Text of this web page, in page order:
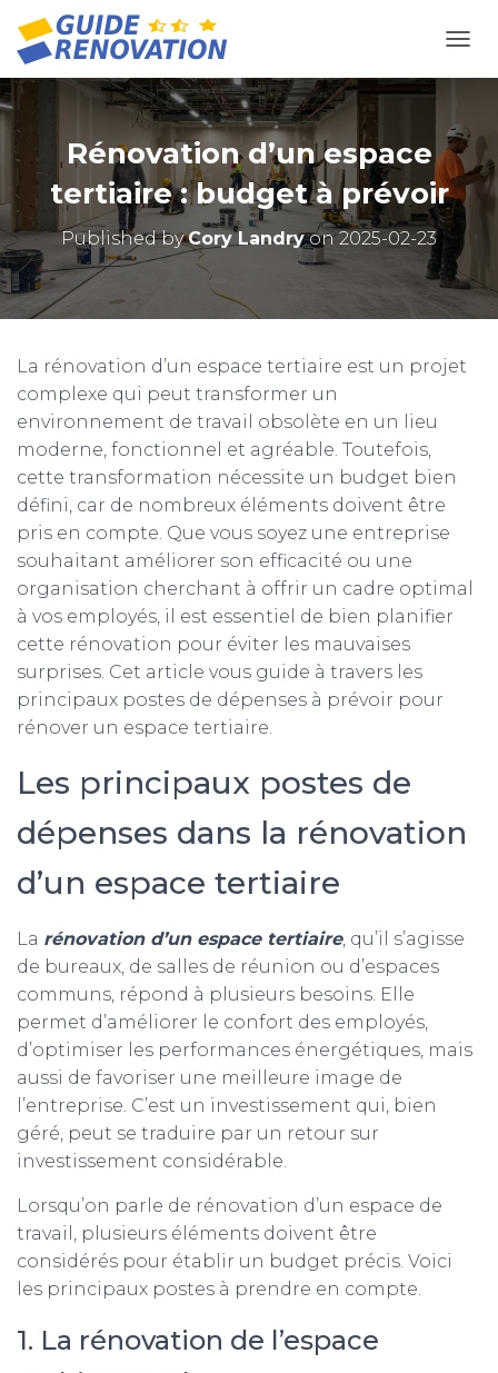
Rénovation d’un espace
tertiaire : budget à prévoir
Published byCory Landryon2025-02-23
La rénovation d’un espace tertiaire est un projet
complexe qui peut transformer un
environnement de travail obsolète en un lieu
moderne, fonctionnel et agréable. Toutefois,
cette transformation nécessite un budget bien
défini, car de nombreux éléments doivent être
pris en compte. Que vous soyez une entreprise
souhaitant améliorer son efficacité ou une
organisation cherchant à offrir un cadre optimal
à vos employés, il est essentiel de bien planifier
cette rénovation pour éviter les mauvaises
surprises. Cet article vous guide à travers les
principaux postes de dépenses à prévoir pour
rénover un espace tertiaire.
Les principaux postes de
dépenses dans la rénovation
d’un espace tertiaire
La rénovation d’un espace tertiaire, qu’il s’agisse
de bureaux, de salles de réunion ou d’espaces
communs, répond à plusieurs besoins. Elle
permet d’améliorer le confort des employés,
d’optimiser les performances énergétiques, mais
aussi de favoriser une meilleure image de
l’entreprise. C’est un investissement qui, bien
géré, peut se traduire par un retour sur
investissement considérable.
Lorsqu’on parle de rénovation d’un espace de
travail, plusieurs éléments doivent être
considérés pour établir un budget précis. Voici
les principaux postes à prendre en compte.
1. La rénovation de l’espace